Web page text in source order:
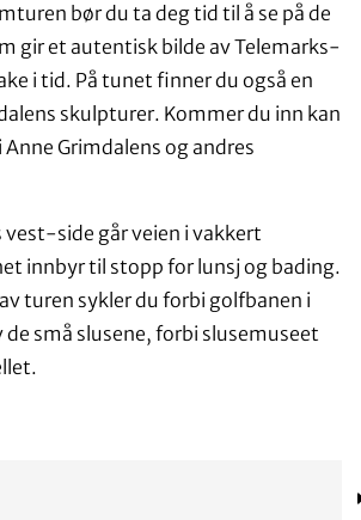
bør du ta deg tid til å se på de
gir et autentisk bilde av Telemarks-
i tid. På tunet finner du også en
skulpturer. Kommer du inn kan
Grimdalens og andres
vest-side går veien i vakkert
innbyr til stopp for lunsj og bading.
turen sykler du forbi golfbanen i
de små slusene, forbi slusemuseet